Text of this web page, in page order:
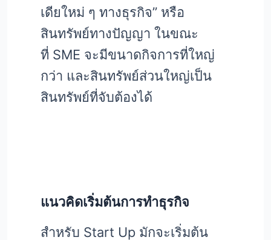
เดียใหม่ ๆ ทางธุรกิจ” หรือ
สินทรัพย์ทางปัญญา ในขณะ
ที่ SME จะมีขนาดกิจการที่ใหญ่
กว่า และสินทรัพย์ส่วนใหญ่เป็น
สินทรัพย์ที่จับต้องได้
แนวคิดเริ่มต้นการทำธุรกิจ
สำหรับ Start Up มักจะเริ่มต้น